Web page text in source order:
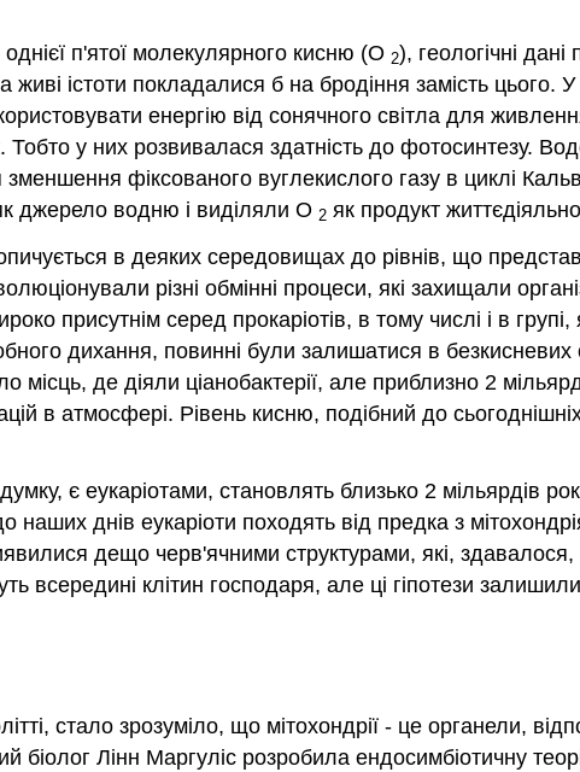
п'ятої молекулярного кисню (O 2), геологічні
істоти покладалися б на бродіння замість
енергію від сонячного світла для
Тобто у них розвивалася здатність до фотосинтезу.
фіксованого вуглекислого газу в циклі
джерело водню і виділяли O 2 як продукт
в деяких середовищах до рівнів, що
різні обмінні процеси, які захищали
присутнім серед прокаріотів, в тому числі і в
дихання, повинні були залишатися в
де діяли ціанобактерії, але приблизно 2
в атмосфері. Рівень кисню, подібний до
є еукаріотами, становлять близько 2 мільярдів
днів еукаріоти походять від предка з
дещо черв'ячними структурами, які, здавалося,
всередині клітин господаря, але ці гіпотези
стало зрозуміло, що мітохондрії - це органели,
біолог Лінн Маргуліс розробила ендосимбіотичну